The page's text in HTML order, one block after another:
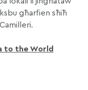
għarfien sħiħ
to the World